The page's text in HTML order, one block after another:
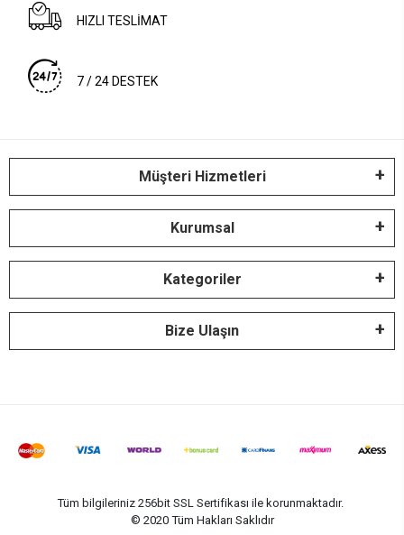
HIZLI TESLİMAT
7 / 24 DESTEK
Müşteri Hizmetleri
Kurumsal
Kategoriler
Bize Ulaşın
Tüm bilgileriniz 256bit SSL Sertifikası ile korunmaktadır.
© 2020 Tüm Hakları Saklıdır